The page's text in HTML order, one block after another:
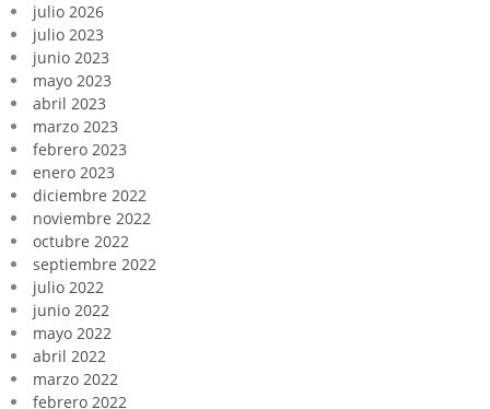
julio 2026
julio 2023
junio 2023
mayo 2023
abril 2023
marzo 2023
febrero 2023
enero 2023
diciembre 2022
noviembre 2022
octubre 2022
septiembre 2022
julio 2022
junio 2022
mayo 2022
abril 2022
marzo 2022
febrero 2022